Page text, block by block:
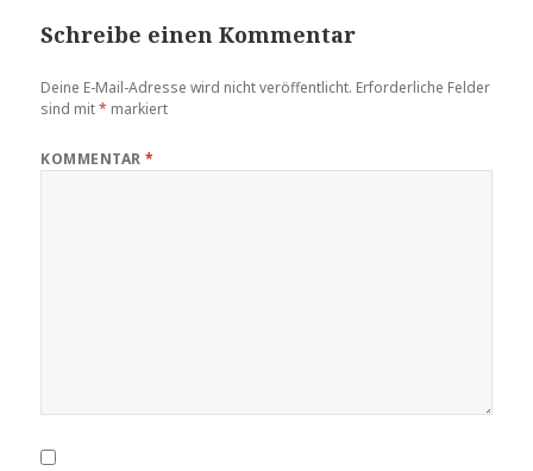
Schreibe einen Kommentar
Deine E-Mail-Adresse wird nicht veröffentlicht. Erforderliche Felder
sind mit* markiert
KOMMENTAR*